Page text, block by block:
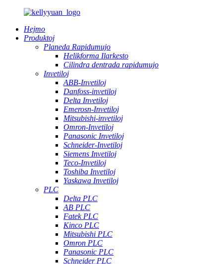
Hejmo
Produktoj
Planeda Rapidumujo
Helikforma Ilarkesto
Cilindra dentrada rapidumujo
Invetiloj
ABB-Invetiloj
Danfoss-invetiloj
Delta Invetiloj
Emerosn-Invetiloj
Mitsubishi-invetiloj
Omron-Invetiloj
Panasonic Invetiloj
Schneider-Invetiloj
Siemens Invetiloj
Teco-Invetiloj
Toshiba Invetiloj
Yaskawa Invetiloj
PLC
Delta PLC
AB PLC
Fatek PLC
Kinco PLC
Mitsubishi PLC
Omron PLC
Panasonic PLC
Schneider PLC